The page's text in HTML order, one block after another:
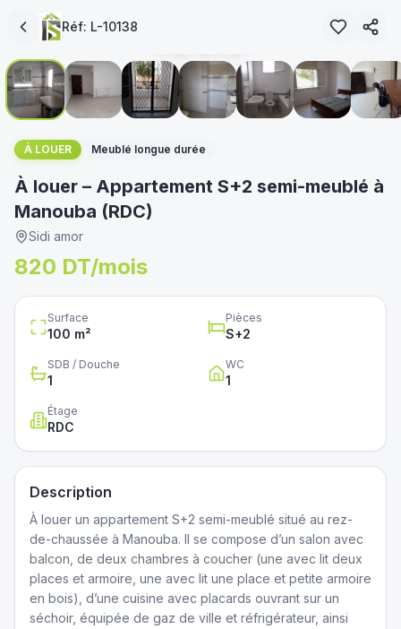
Réf: L-10138 1/9
غير متوفر
immoservice.tn
À LOUER Meublé longue durée
À louer – Appartement S+2 semi-meublé à
Manouba (RDC)
Sidi amor
820 DT/mois
Surface
100 m²
Pièces
S+2
SDB / Douche
1
WC
1
Étage
RDC
Description
À louer un appartement S+2 semi-meublé situé au rez-
de-chaussée à Manouba. Il se compose d’un salon avec
balcon, de deux chambres à coucher (une avec lit deux
places et armoire, une avec lit une place et petite armoire
en bois), d’une cuisine avec placards ouvrant sur un
séchoir, équipée de gaz de ville et réfrigérateur, ainsi